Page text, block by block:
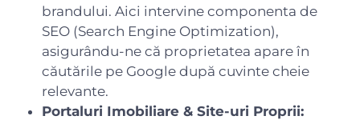
brandului. Aici intervine componenta de
SEO (Search Engine Optimization),
asigurându-ne că proprietatea apare în
căutările pe Google după cuvinte cheie
relevante.
Portaluri Imobiliare & Site-uri Proprii: